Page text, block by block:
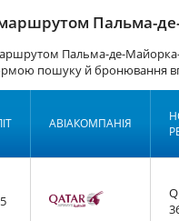
Пальма-
Пальма-де-
пошуку й бронювання
АВІАКОМПАНІЯ